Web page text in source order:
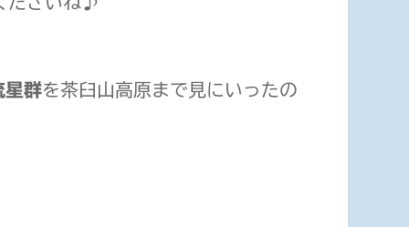
星群を茶臼山高原まで見にいったの